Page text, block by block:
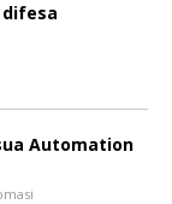
Automation